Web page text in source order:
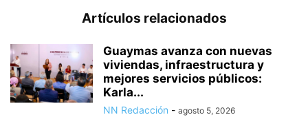
Artículos relacionados
Guaymas avanza con nuevas
viviendas, infraestructura y
mejores servicios públicos:
Karla...
NN Redacción - agosto 5, 2026